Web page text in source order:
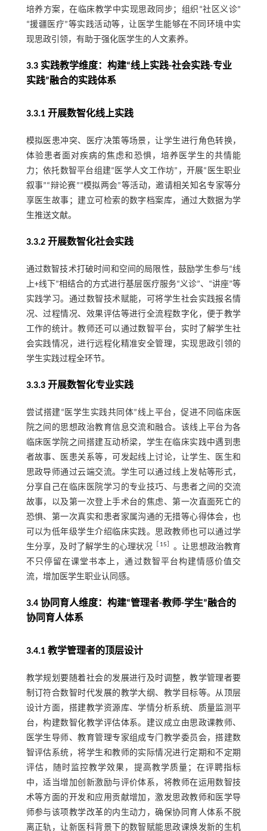
培养方案，在临床教学中实现思政同步；组织“社区义诊”
“援疆医疗”等实践活动等，让医学生能够在不同环境中实
现思政引领，有助于强化医学生的人文素养。
3.3 实践教学维度：构建“线上实践-社会实践-专业
实践”融合的实践体系
3.3.1 开展数智化线上实践
模拟医患冲突、医疗决策等场景，让学生进行角色转换，
体验患者面对疾病的焦虑和恐惧，培养医学生的共情能
力；依托数智平台组建“医学人文工作坊”，开展“医生职业
叙事”“辩论赛”“模拟两会”等活动，邀请相关知名专家等分
享医生故事；建立可检索的数字档案库，通过大数据为学
生推送文献。
3.3.2 开展数智化社会实践
通过数智技术打破时间和空间的局限性，鼓励学生参与“线
上+线下”相结合的方式进行基层医疗服务“义诊”、“讲座”等
实践学习。通过数智技术赋能，可将学生社会实践报名情
况、过程情况、效果评估等进行全流程数字化，便于教学
工作的统计。教师还可以通过数智平台，实时了解学生社
会实践情况，进行远程化精准安全管理，实现思政引领的
学生实践过程全环节。
3.3.3 开展数智化专业实践
尝试搭建“医学生实践共同体”线上平台，促进不同临床医
院之间的思想政治教育信息交流和融合。该线上平台为各
临床医学院之间搭建互动桥梁，学生在临床实践中遇到患
者故事、医患关系等，可发起线上讨论，让学生、医生和
思政导师通过云端交流。学生可以通过线上发帖等形式，
分享自己在临床医院学习的专业技巧、与患者之间的交流
故事，以及第一次登上手术台的焦虑、第一次直面死亡的
恐惧、第一次真实和患者家属沟通的无措等心得体会，也
可以为低年级学生介绍临床实践。思政教师也可以通过学
生分享，及时了解学生的心理状况
15
。让思想政治教育
不只停留在课堂书本上，通过数智平台构建情感价值交
流，增加医学生职业认同感。
3.4 协同育人维度：构建“管理者-教师-学生”融合的
协同育人体系
3.4.1 教学管理者的顶层设计
教学规划要随着社会的发展进行及时调整，教学管理者要
制订符合数智时代发展的教学大纲、教学目标等。从顶层
设计方面，搭建教学资源库、学情分析系统、质量监测平
台，构建数智化教学评估体系。建议成立由思政课教师、
医学生导师、教育管理专家组成专门教学委员会，搭建数
智评估系统，将学生和教师的实际情况进行定期和不定期
评估，随时监控教学效果，提高教学质量；在评聘指标
中，适当增加创新激励与评价体系，将教师在运用数智技
术等方面的开发和应用贡献增加，激发思政教师和医学导
师参与该项教学改革的内生动力，确保协同育人体系不脱
离正轨，让新医科背景下的数智赋能思政课焕发新的生机